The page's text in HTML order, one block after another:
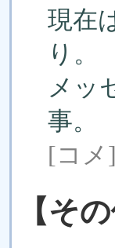
現在
り。
メッ
事。
[コメ]
【その